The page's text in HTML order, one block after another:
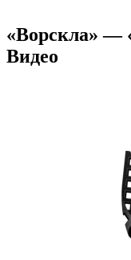
«Ворскла» —
Видео